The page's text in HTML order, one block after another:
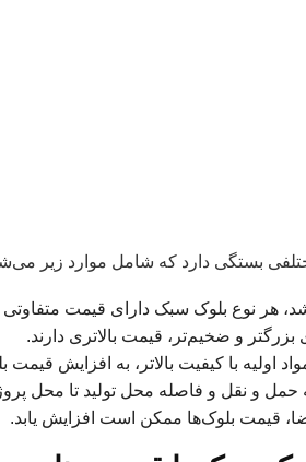
بستگی دارد که شامل موارد زیر
هر نوع بلوک سبک دارای قیمت
و ضخیم‌تر، قیمت بالاتری دارند.
اولیه با کیفیت بالاتر، به افزایش
و نقل و فاصله محل تولید تا محل
قیمت بلوک‌ها ممکن است افزایش یابد.